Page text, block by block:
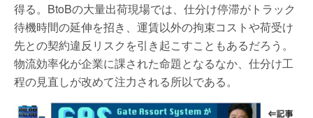
得る。BtoBの大量出荷現場では、仕分け停滞がトラック
待機時間の延伸を招き、運賃以外の拘束コストや荷受け
先との契約違反リスクを引き起こすこともあるだろう。
物流効率化が企業に課された命題となるなか、仕分け工
程の見直しが改めて注力される所以である。